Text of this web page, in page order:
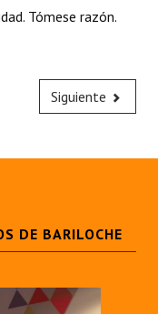
Tómese razón.
Siguiente
DE BARILOCHE